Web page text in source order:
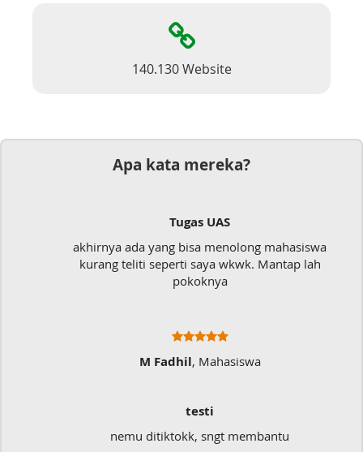
140.130 Website
Apa kata mereka?
Tugas UAS
akhirnya ada yang bisa menolong mahasiswa
kurang teliti seperti saya wkwk. Mantap lah
pokoknya
M Fadhil, Mahasiswa
nemu ditiktokk, sngt membantu